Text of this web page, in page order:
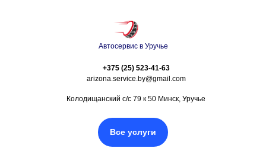
Автосервис в Уручье
+375 (25) 523-41-63
arizona.service.by@gmail.com
Колодищанский с/с 79 к 50 Минск, Уручье
Все услуги